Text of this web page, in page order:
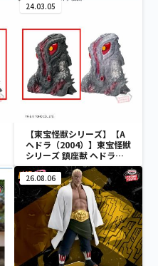
24.03.05
【東宝怪獣シリーズ】【A
ヘドラ（2004）】東宝怪獣
シリーズ 鎮座獣 ヘドラ
（2004）
26.08.06